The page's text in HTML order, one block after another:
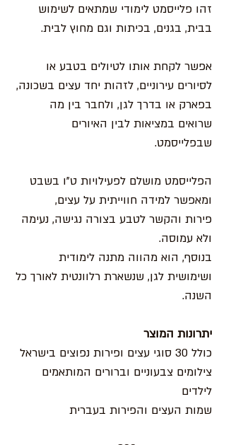
זהו פלייסמט לימודי שמתאים לשימוש
בבית, בגנים, בכיתות וגם מחוץ לבית.
אפשר לקחת אותו לטיולים בטבע או
לסיורים עירוניים, לזהות יחד עצים בשכונה,
בפארק או בדרך לגן, ולחבר בין מה
שרואים במציאות לבין האיורים
שבפלייסמט.
הפלייסמט מושלם לפעילויות ט"ו בשבט
ומאפשר למידה חווייתית על עצים,
פירות והקשר לטבע בצורה נגישה, נעימה
ולא עמוסה.
בנוסף, הוא מהווה מתנה לימודית
ושימושית לגן, שנשארת רלוונטית לאורך כל
השנה.
יתרונות המוצר
כולל 30 סוגי עצים ופירות נפוצים בישראל
צילומים צבעוניים וברורים המותאמים
לילדים
שמות העצים והפירות בעברית